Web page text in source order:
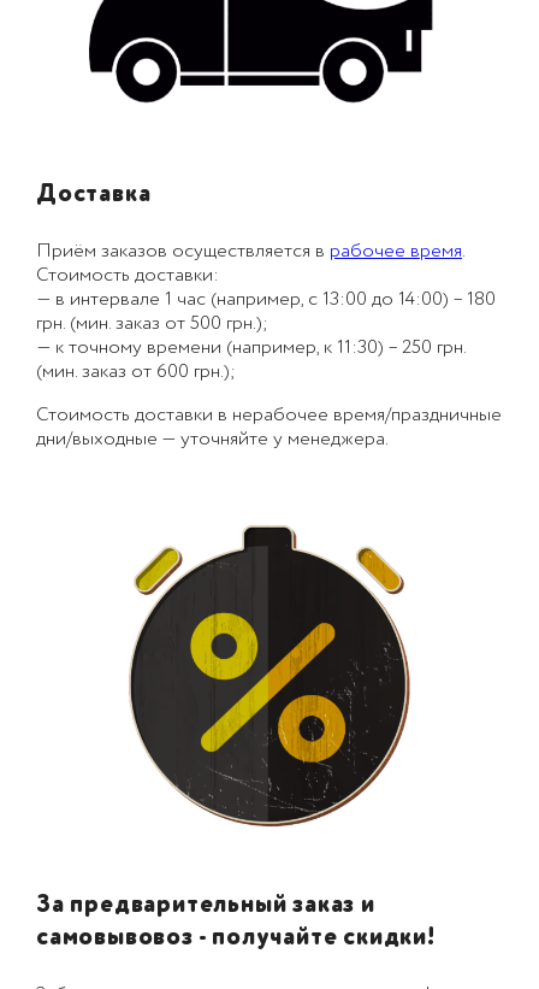
Доставка
Приём заказов осуществляется в рабочее время.
Стоимость доставки:
— в интервале 1 час (например, с 13:00 до 14:00) – 180
грн. (мин. заказ от 500 грн.);
— к точному времени (например, к 11:30) – 250 грн.
(мин. заказ от 600 грн.);
Стоимость доставки в нерабочее время/праздничные
дни/выходные — уточняйте у менеджера.
За предварительный заказ и
самовывовоз - получайте скидки!